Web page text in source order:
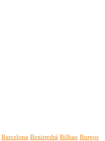
Barcelona Benirredrá Bilbao Burgos